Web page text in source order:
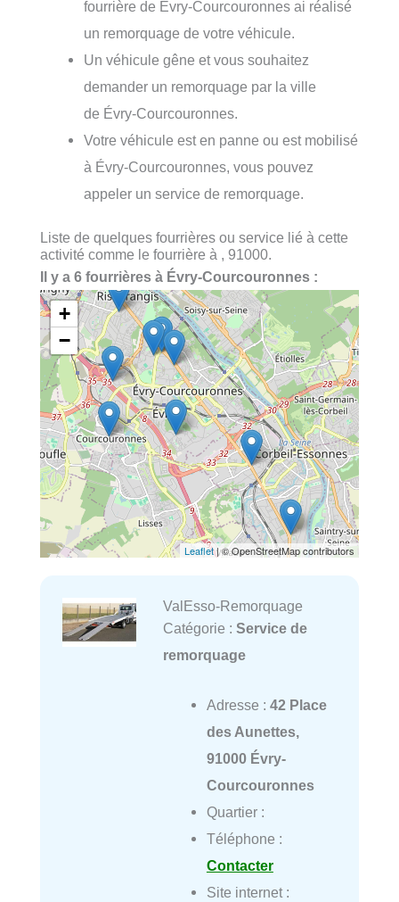
fourrière de Évry-Courcouronnes ai réalisé
un remorquage de votre véhicule.
Un véhicule gêne et vous souhaitez
demander un remorquage par la ville
de Évry-Courcouronnes.
Votre véhicule est en panne ou est mobilisé
à Évry-Courcouronnes, vous pouvez
appeler un service de remorquage.
Liste de quelques fourrières ou service lié à cette
activité comme le fourrière à , 91000.
Il y a 6 fourrières à Évry-Courcouronnes :
+
−
Leaflet| © OpenStreetMap contributors
ValEsso-Remorquage
Catégorie : Service de
remorquage
Adresse : 42 Place
des Aunettes,
91000 Évry-
Courcouronnes
Quartier :
Téléphone :
Contacter
Site internet :